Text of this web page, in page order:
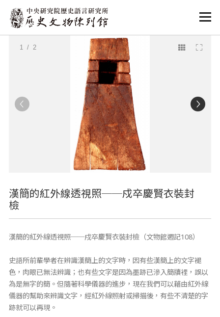
:::
:::
1/ 2
漢簡的紅外線透視照──戍卒慶賢衣裝封
檢
漢簡的紅外線透視照──戍卒慶賢衣裝封檢（文物館週記108）
史語所前輩學者在辨識漢簡上的文字時，因有些漢簡上的文字褪
色，肉眼已無法辨識；也有些文字是因為墨跡已滲入簡牘裡，誤以
為是無字的簡。但隨著科學儀器的進步，現在我們可以藉由紅外線
儀器的幫助來辨識文字，經紅外線照射或掃描後，有些不清楚的字
跡就可以再現。